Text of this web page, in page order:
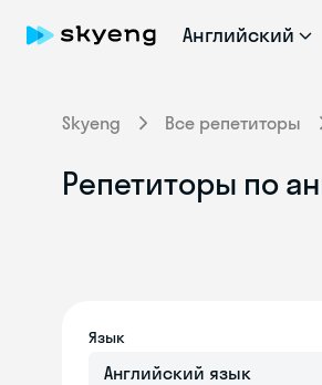
Английский
Skyeng Все репетиторы
Репетиторы по
Язык
Английский язык